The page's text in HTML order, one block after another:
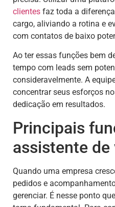
clientes faz toda a
cargo, aliviando a rotina e
com contatos de baixo
Ao ter essas funções bem
tempo com leads sem
consideravelmente. A
concentrar seus esforços
dedicação em resultados.
Principais
assistente de
Quando uma empresa
pedidos e
gerenciar. É nesse ponto